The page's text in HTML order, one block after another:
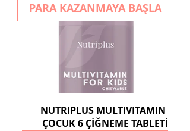
PARA KAZANMAYA BAŞLA
NUTRIPLUS MULTIVITAMIN
ÇOCUK 6 ÇİĞNEME TABLETİ